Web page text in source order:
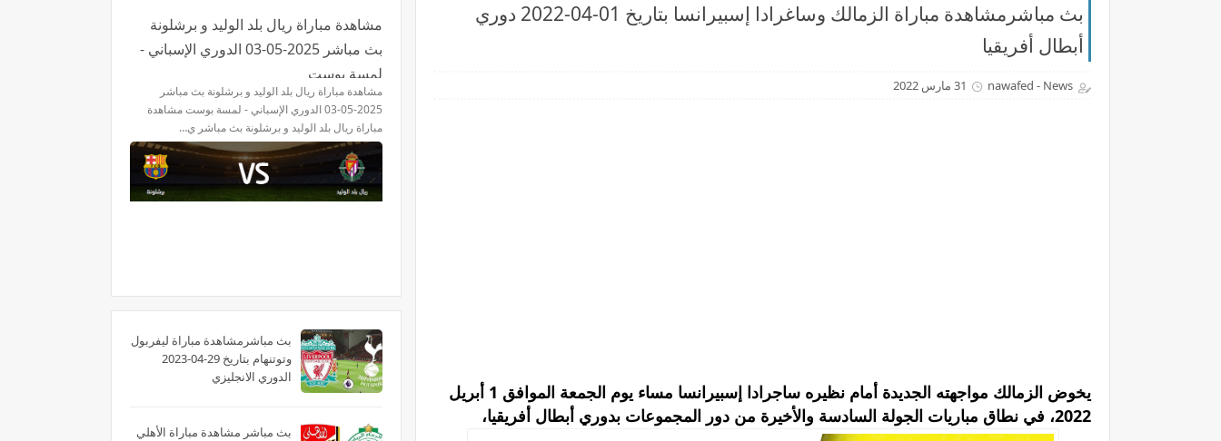
بث مباشرمشاهدة مباراة الزمالك وساغرادا إسبيرانسا بتاريخ 01-04-2022 دوري
أبطال أفريقيا
nawafed - News 31 مارس 2022
يخوض الزمالك مواجهته الجديدة أمام نظيره ساجرادا إسبيرانسا مساء يوم الجمعة الموافق 1 أبريل
2022، في نطاق مباريات الجولة السادسة والأخيرة من دور المجموعات بدوري أبطال أفريقيا،
مشاهدة مباراة ريال بلد الوليد و برشلونة
بث مباشر 2025-05-03 الدوري الإسباني -
لمسة بوست
مشاهدة مباراة ريال بلد الوليد و برشلونة بث مباشر
2025-05-03 الدوري الإسباني - لمسة بوست مشاهدة
مباراة ريال بلد الوليد و برشلونة بث مباشر ي…
بث مباشرمشاهدة مباراة ليفربول
وتوتنهام بتاريخ 29-04-2023
الدوري الانجليزي
بث مباشر مشاهدة مباراة الأهلي